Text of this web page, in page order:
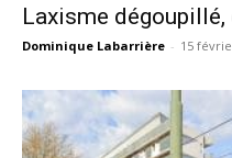
Laxisme
Dominique Labarrière - 15